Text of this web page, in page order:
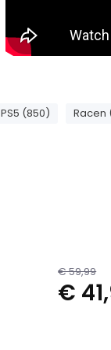
PS5 (850) Racen
€ 59,99
€